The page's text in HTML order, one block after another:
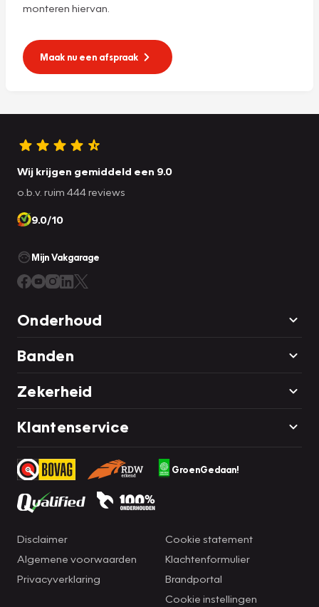
monteren hiervan.
Maak nu een afspraak
Wij krijgen gemiddeld een 9.0
o.b.v. ruim 444 reviews
9.0/10
Mijn Vakgarage
Onderhoud
Banden
Zekerheid
Klantenservice
GroenGedaan!
Disclaimer
Algemene voorwaarden
Privacyverklaring
Cookie statement
Klachtenformulier
Brandportal
Cookie instellingen